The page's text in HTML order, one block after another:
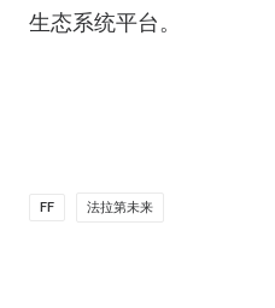
生态系统平台。
FF 法拉第未来